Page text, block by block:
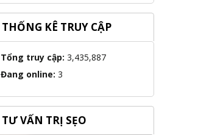
THỐNG KÊ TRUY CẬP
Tổng truy cập: 3,435,887
Đang online: 3
TƯ VẤN TRỊ SẸO